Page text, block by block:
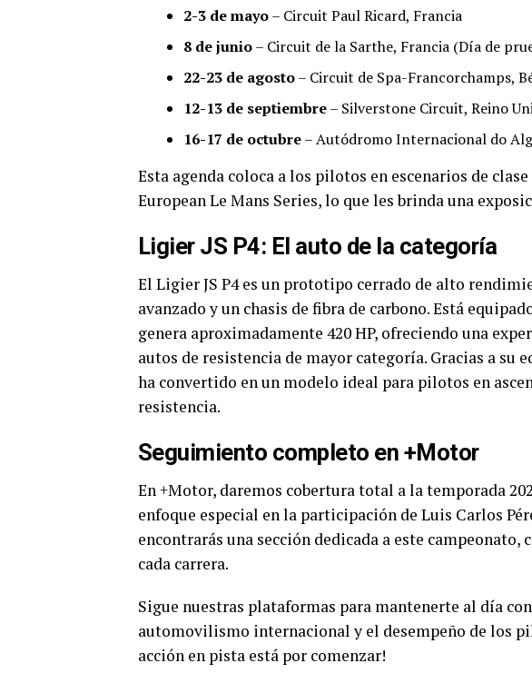
2-3 de mayo– Circuit Paul Ricard, Francia
8 de junio– Circuit de la Sarthe, Francia (Día de
22-23 de agosto– Circuit de Spa-Francorchamps,
12-13 de septiembre– Silverstone Circuit, Reino
16-17 de octubre– Autódromo Internacional do
Esta agenda coloca a los pilotos en escenarios de
European Le Mans Series, lo que les brinda una
Ligier JS P4: El auto de la categoría
El Ligier JS P4 es un prototipo cerrado de alto
avanzado y un chasis de fibra de carbono. Está
genera aproximadamente 420 HP, ofreciendo una
autos de resistencia de mayor categoría. Gracias a
ha convertido en un modelo ideal para pilotos en
resistencia.
Seguimiento completo en +Motor
En +Motor, daremos cobertura total a la temporada
enfoque especial en la participación de Luis Carlos
encontrarás una sección dedicada a este
cada carrera.
Sigue nuestras plataformas para mantenerte al día
automovilismo internacional y el desempeño de los
acción en pista está por comenzar!